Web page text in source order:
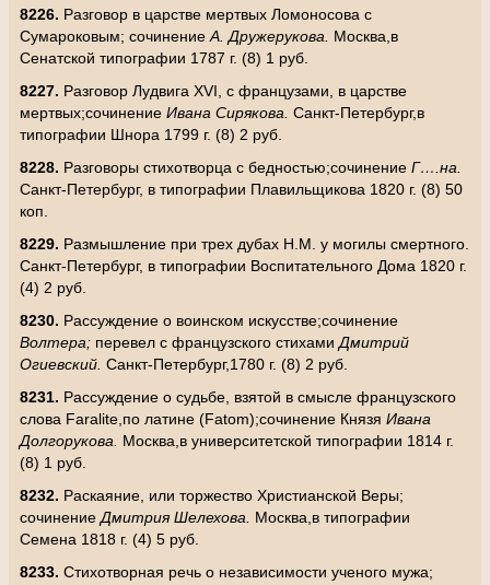
8226. Разговор в царстве мертвых Ломоносова с
Сумароковым; сочинение А. Дружерукова. Москва,в
Сенатской типографии 1787 г. (8) 1 руб.
8227. Разговор Лудвига XVI , с французами, в царстве
мертвых;сочинение Ивана Сирякова. Санкт-Петербург,в
типографии Шнора 1799 г. (8) 2 руб.
8228. Разговоры стихотворца с бедностью;сочинение Г….на.
Санкт-Петербург, в типографии Плавильщикова 1820 г. (8) 50
коп.
8229. Размышление при трех дубах Н.М. у могилы смертного.
Санкт-Петербург, в типографии Воспитательного Дома 1820 г.
(4) 2 руб.
8230. Рассуждение о воинском искусстве;сочинение
Волтера; перевел с французского стихами Дмитрий
Огиевский. Санкт-Петербург,1780 г. (8) 2 руб.
8231. Рассуждение о судьбе, взятой в смысле французского
слова Faralite ,по латине (Fatom);сочинение Князя Ивана
Долгорукова. Москва,в университетской типографии 1814 г.
(8) 1 руб.
8232. Раскаяние, или торжество Христианской Веры;
сочинение Дмитрия Шелехова. Москва,в типографии
Семена 1818 г. (4) 5 руб.
8233. Стихотворная речь о независимости ученого мужа;